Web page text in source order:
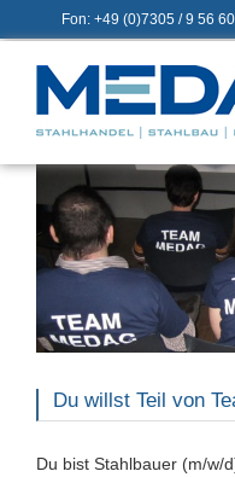
Inhalt
springen
Fon: +49 (0)7305 / 9 56
Du willst Teil von
Du bist Stahlbauer (m/w/